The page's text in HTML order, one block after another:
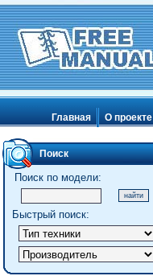
Главная О проекте
Поиск
Поиск по модели:
Быстрый поиск: